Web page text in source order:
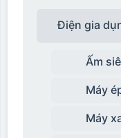
Điện gia
Ấm
Máy
Máy